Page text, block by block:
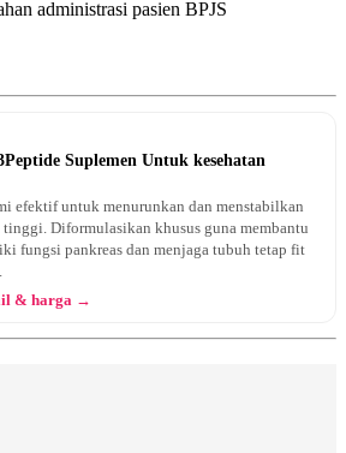
administrasi pasien BPJS
Suplemen Untuk kesehatan
efektif untuk menurunkan dan menstabilkan
tinggi. Diformulasikan khusus guna membantu
fungsi pankreas dan menjaga tubuh tetap fit
& harga →